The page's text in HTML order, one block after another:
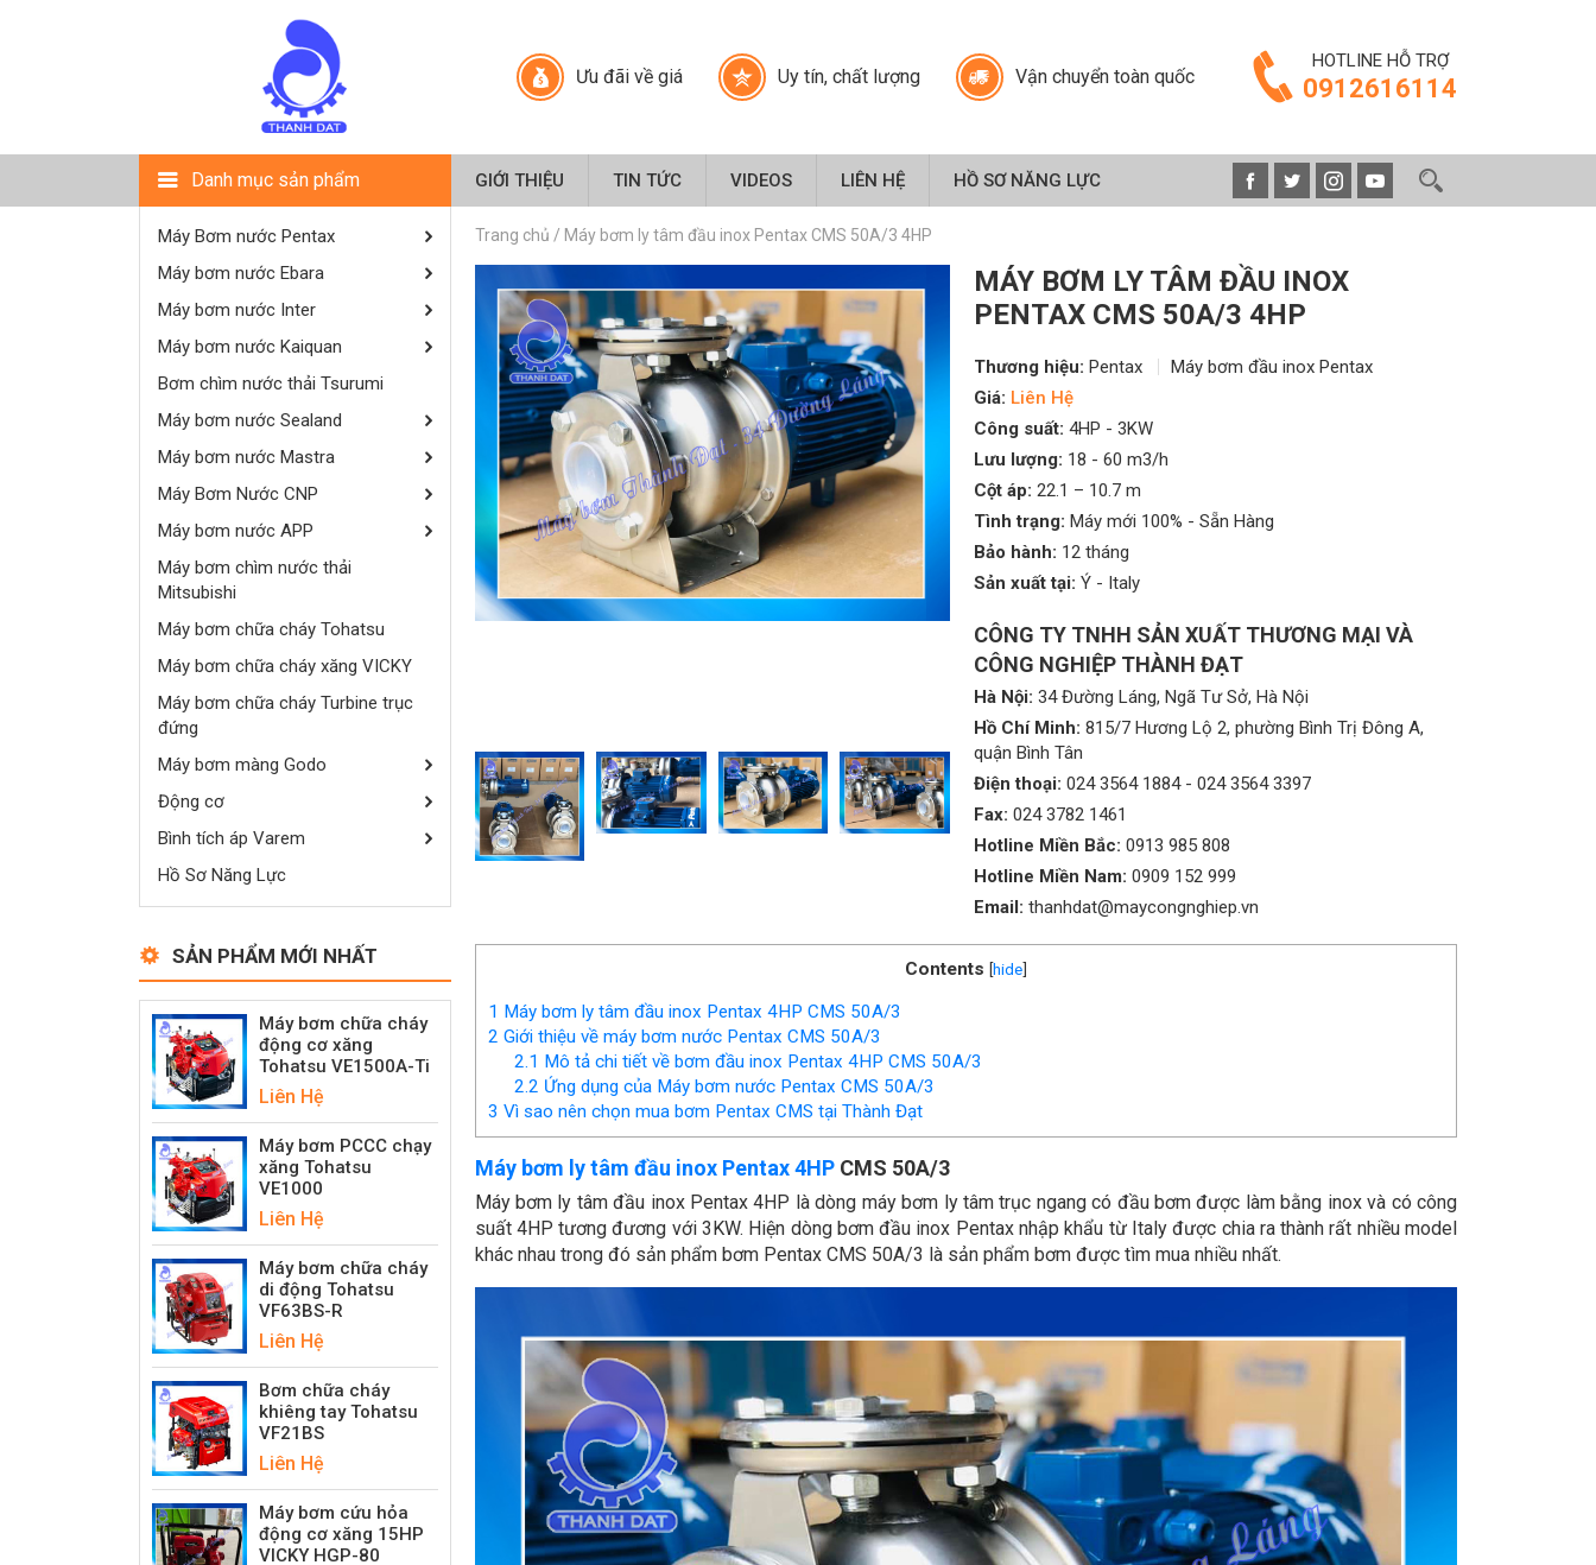
Ưu đãi về giá Uy tín, chất lượng Vận chuyển toàn quốc
HOTLINE HỖ TRỢ
0912616114
Danh mục sản phẩm GIỚI THIỆU TIN TỨC VIDEOS LIÊN HỆ HỒ SƠ NĂNG LỰC
Máy Bơm nước Pentax
Máy bơm nước Ebara
Máy bơm nước Inter
Máy bơm nước Kaiquan
Bơm chìm nước thải Tsurumi
Máy bơm nước Sealand
Máy bơm nước Mastra
Máy Bơm Nước CNP
Máy bơm nước APP
Máy bơm chìm nước thải
Mitsubishi
Máy bơm chữa cháy Tohatsu
Máy bơm chữa cháy xăng VICKY
Máy bơm chữa cháy Turbine trục
đứng
Máy bơm màng Godo
Động cơ
Bình tích áp Varem
Hồ Sơ Năng Lực
SẢN PHẨM MỚI NHẤT
Máy bơm chữa cháy
động cơ xăng
Tohatsu VE1500A-Ti
Liên Hệ
Máy bơm PCCC chạy
xăng Tohatsu
VE1000
Liên Hệ
Máy bơm chữa cháy
di động Tohatsu
VF63BS-R
Liên Hệ
Bơm chữa cháy
khiêng tay Tohatsu
VF21BS
Liên Hệ
Máy bơm cứu hỏa
động cơ xăng 15HP
VICKY HGP-80
Trang chủ / Máy bơm ly tâm đầu inox Pentax CMS 50A/3 4HP
MÁY BƠM LY TÂM ĐẦU INOX
PENTAX CMS 50A/3 4HP
Thương hiệu: Pentax
Máy bơm đầu inox Pentax
Giá: Liên Hệ
Công suất: 4HP - 3KW
Lưu lượng: 18 - 60 m3/h
Cột áp: 22.1 – 10.7 m
Tình trạng: Máy mới 100% - Sẵn Hàng
Bảo hành: 12 tháng
Sản xuất tại: Ý - Italy
CÔNG TY TNHH SẢN XUẤT THƯƠNG MẠI VÀ
CÔNG NGHIỆP THÀNH ĐẠT
Hà Nội: 34 Đường Láng, Ngã Tư Sở, Hà Nội
Hồ Chí Minh: 815/7 Hương Lộ 2, phường Bình Trị Đông A,
quận Bình Tân
Điện thoại: 024 3564 1884- 024 3564 3397
Fax: 024 3782 1461
Hotline Miền Bắc: 0913 985 808
Hotline Miền Nam: 0909 152 999
Email: thanhdat@maycongnghiep.vn
Contents [hide]
1 Máy bơm ly tâm đầu inox Pentax 4HP CMS 50A/3
2 Giới thiệu về máy bơm nước Pentax CMS 50A/3
2.1 Mô tả chi tiết về bơm đầu inox Pentax 4HP CMS 50A/3
2.2 Ứng dụng của Máy bơm nước Pentax CMS 50A/3
3 Vì sao nên chọn mua bơm Pentax CMS tại Thành Đạt
Máy bơm ly tâm đầu inox Pentax 4HPCMS 50A/3
Máy bơm ly tâm đầu inox Pentax 4HP là dòng máy bơm ly tâm trục ngang có đầu bơm được làm bằng inox và có công
suất 4HP tương đương với 3KW. Hiện dòng bơm đầu inox Pentax nhập khẩu từ Italy được chia ra thành rất nhiều model
khác nhau trong đó sản phẩm bơm Pentax CMS 50A/3 là sản phẩm bơm được tìm mua nhiều nhất.